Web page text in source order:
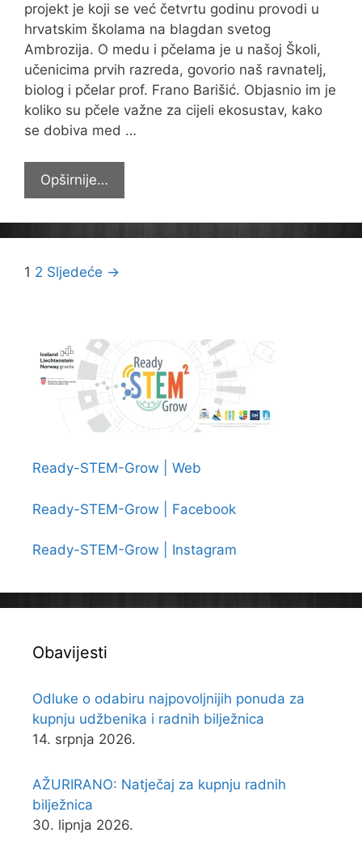
projekt je koji se već četvrtu godinu provodi u
hrvatskim školama na blagdan svetog
Ambrozija. O medu i pčelama je u našoj Školi,
učenicima prvih razreda, govorio naš ravnatelj,
biolog i pčelar prof. Frano Barišić. Objasnio im je
koliko su pčele važne za cijeli ekosustav, kako
se dobiva med …
Opširnije…
MEDNI
DAN
Navigacija
1 2 Sljedeće →
Ready-STEM-Grow | Web
Ready-STEM-Grow | Facebook
Ready-STEM-Grow | Instagram
Obavijesti
Odluke o odabiru najpovoljnijih ponuda za
kupnju udžbenika i radnih bilježnica
14. srpnja 2026.
AŽURIRANO: Natječaj za kupnju radnih
bilježnica
30. lipnja 2026.